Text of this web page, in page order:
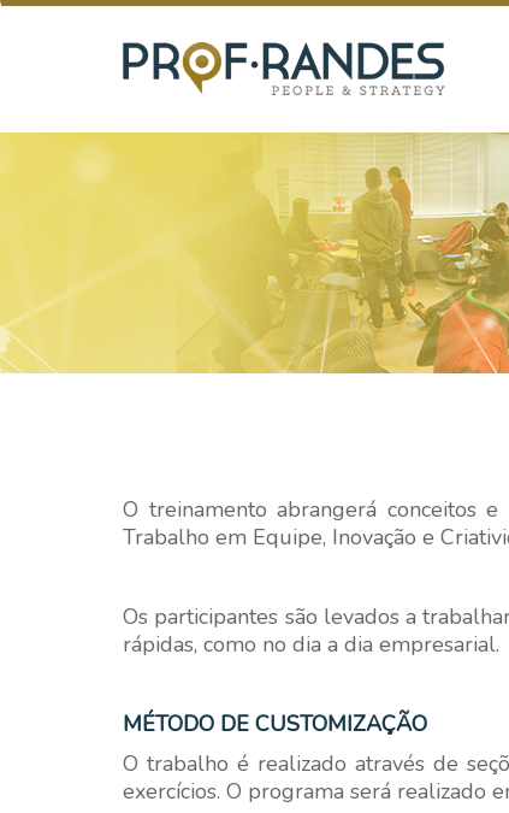
O treinamento abrangerá conceitos e
Trabalho em Equipe, Inovação e
Os participantes são levados a
rápidas, como no dia a dia empresarial.
MÉTODO DE CUSTOMIZAÇÃO
O trabalho é realizado através de
exercícios. O programa será realizado